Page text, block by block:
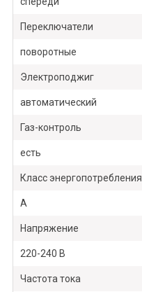
Переключатели
поворотные
Электроподжиг
автоматический
Газ-контроль
есть
Класс энергопотребления
А
Напряжение
220-240 В
Частота тока